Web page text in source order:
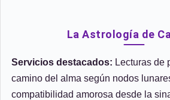
La Astrología de
Servicios destacados: Lecturas de
camino del alma según nodos
compatibilidad amorosa desde la